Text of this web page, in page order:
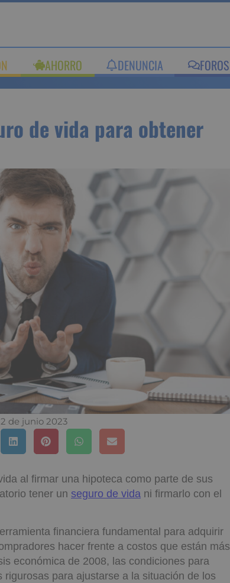
AHORRO DENUNCIA FOROS
de vida para
22 de junio 2023
al firmar una hipoteca como parte de sus
tener un seguro de vida ni firmarlo con el
financiera fundamental para adquirir
hacer frente a costos que están más
económica de 2008, las condiciones para
para ajustarse a la situación de los